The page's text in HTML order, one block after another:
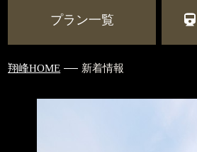
プラン一覧
翔峰HOME 新着情報